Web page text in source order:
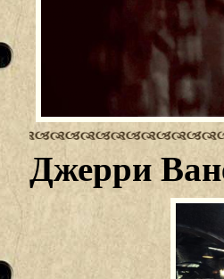
Джерри